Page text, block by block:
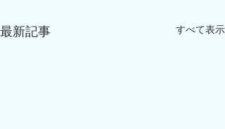
最新記事 すべて表示